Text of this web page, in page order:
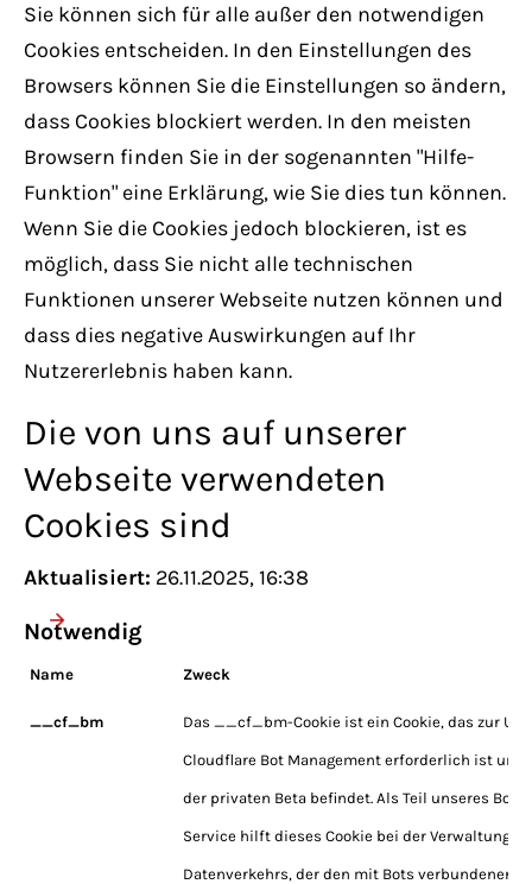
Sie können sich für alle außer den notwendigen
Cookies entscheiden. In den Einstellungen des
Browsers können Sie die Einstellungen so ändern,
dass Cookies blockiert werden. In den meisten
Browsern finden Sie in der sogenannten "Hilfe-
Funktion" eine Erklärung, wie Sie dies tun können.
Wenn Sie die Cookies jedoch blockieren, ist es
möglich, dass Sie nicht alle technischen
Funktionen unserer Webseite nutzen können und
dass dies negative Auswirkungen auf Ihr
Nutzererlebnis haben kann.
Die von uns auf unserer
Webseite verwendeten
Cookies sind
Aktualisiert: 26.11.2025, 16:38
Notwendig
Name Zweck
__cf_bm Das __cf_bm-Cookie ist ein Cookie, das zur
Cloudflare Bot Management erforderlich ist und
der privaten Beta befindet. Als Teil unseres Bot-
Service hilft dieses Cookie bei der Verwaltung
Datenverkehrs, der den mit Bots verbundenen